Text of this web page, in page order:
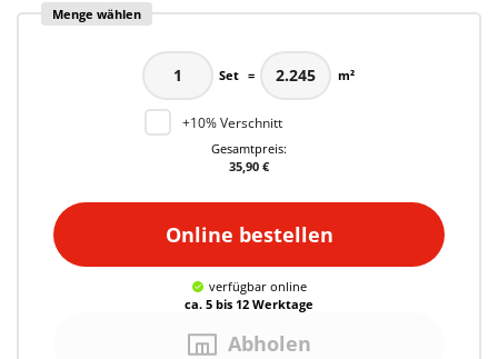
Menge wählen
Set = m²
+10% Verschnitt
Gesamtpreis:
35,90 €
Online bestellen
verfügbar online
ca. 5 bis 12 Werktage
Abholen